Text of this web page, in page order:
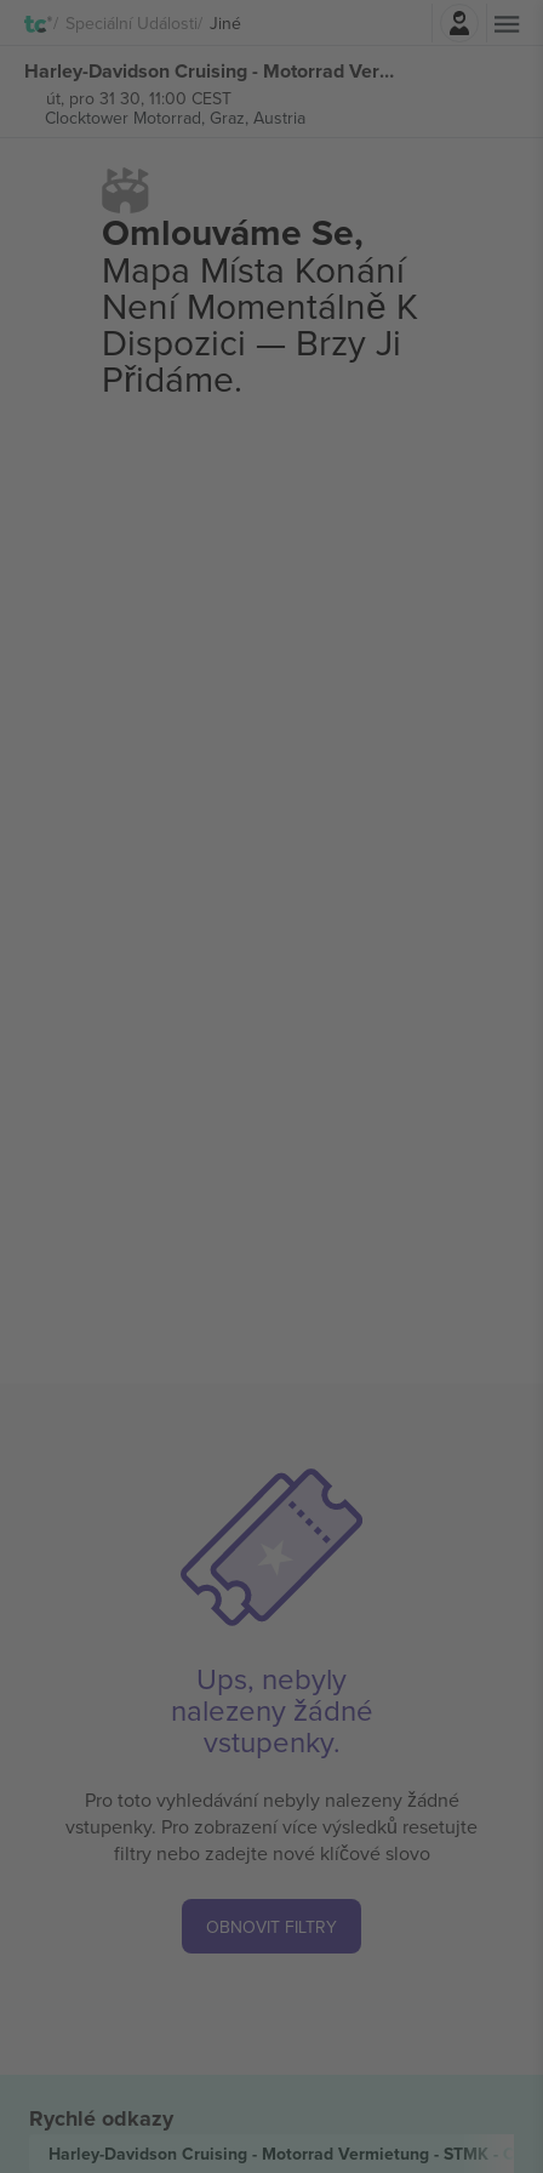
Speciální Události Jiné
Harley-Davidson Cruising - Motorrad Vermietung - STMK - Clocktower Motorrad GmbH vstupenek
út, pro 31 30, 11:00 CEST
Clocktower Motorrad, Graz, Austria
Omlouváme Se,
Mapa Místa Konání
Není Momentálně K
Dispozici — Brzy Ji
Přidáme.
Ups, nebyly
nalezeny žádné
vstupenky.
Pro toto vyhledávání nebyly nalezeny žádné
vstupenky. Pro zobrazení více výsledků resetujte
filtry nebo zadejte nové klíčové slovo
OBNOVIT FILTRY
Rychlé odkazy
Harley-Davidson Cruising - Motorrad Vermietung - STMK -